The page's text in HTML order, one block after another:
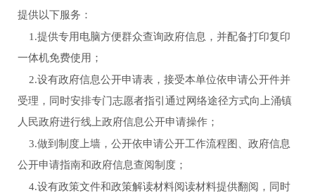
提供以下服务：
1.提供专用电脑方便群众查询政府信息，并配备打印复印
一体机免费使用；
2.设有政府信息公开申请表，接受本单位依申请公开件并
受理，同时安排专门志愿者指引通过网络途径方式向上涌镇
人民政府进行线上政府信息公开申请操作；
3.做到制度上墙，公开依申请公开工作流程图、政府信息
公开申请指南和政府信息查阅制度；
4.设有政策文件和政策解读材料阅读材料提供翻阅，同时